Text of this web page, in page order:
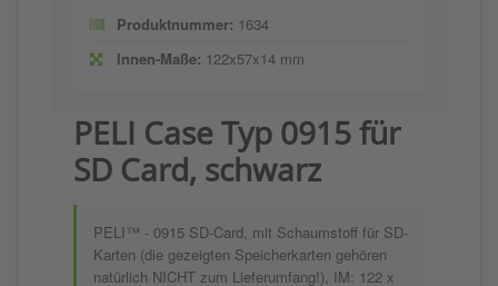
Produktnummer: 1634
Innen-Maße: 122x57x14 mm
PELI Case Typ 0915 für
SD Card, schwarz
PELI™ - 0915 SD-Card, mit Schaumstoff für SD-
Karten (die gezeigten Speicherkarten gehören
natürlich NICHT zum Lieferumfang!), IM: 122 x